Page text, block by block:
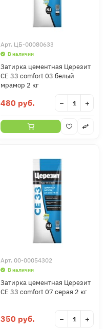
Арт. ЦБ-00080633
В наличии
Затирка цементная Церезит
CE 33 comfort 03 белый
мрамор 2 кг
480 руб. − +
Арт. 00-00054302
В наличии
Затирка цементная Церезит
CE 33 comfort 07 серая 2 кг
350 руб. − +